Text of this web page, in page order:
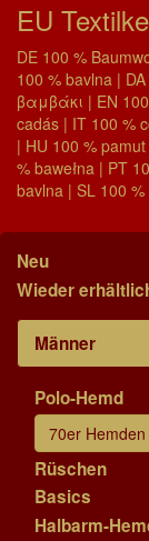
EU
DE 100 %
100 % bavlna |
βαμβάκι | EN
cadás | IT 100 %
| HU 100 %
% bawełna | PT
bavlna | SL 100
Neu
Wieder
Männer
Polo-Hemd
70er Hemden
Rüschen
Basics
Halbarm-